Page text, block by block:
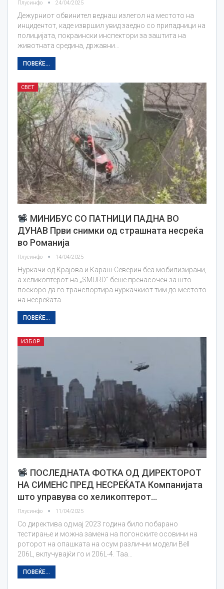
Плусинфо 24/04/2025
Дежурниот обвинител веднаш излегол на местото на
инцидентот, каде извршил увид заедно со припадници на
полицијата, покраински инспектори за заштита на
животната средина, државни…
ПОВЕЌЕ...
СВЕТ
МИНИБУС СО ПАТНИЦИ ПАДНА ВО
ДУНАВ Први снимки од страшната несреќа
во Романија
Плусинфо 14/04/2025
Нуркачи од Крајова и Караш-Северин беа мобилизирани,
а хеликоптерот на „SMURD“ беше пренасочен за што
поскоро да го транспортира нуркачкиот тим до местото
на несреќата.
ПОВЕЌЕ...
ИЗБОР
ПОСЛЕДНАТА ФОТКА ОД ДИРЕКТОРОТ
НА СИМЕНС ПРЕД НЕСРЕЌАТА Компанијата
што управува со хеликоптерот…
Плусинфо 11/04/2025
Со директива од мај 2023 година било побарано
тестирање и можна замена на погонските осовини на
роторот на опашката на осум различни модели Bell
206L, вклучувајќи го и 206L-4. Таа…
ПОВЕЌЕ...